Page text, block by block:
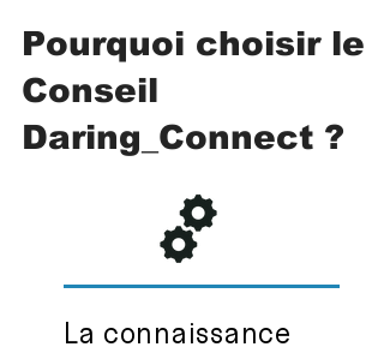
Pourquoi choisir le
Conseil
Daring_Connect ?
La connaissance